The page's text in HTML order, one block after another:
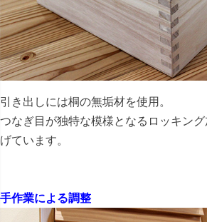
引き出しには桐の無垢材を使用。
つなぎ目が独特な模様となるロッキン
げています。
手作業による調整